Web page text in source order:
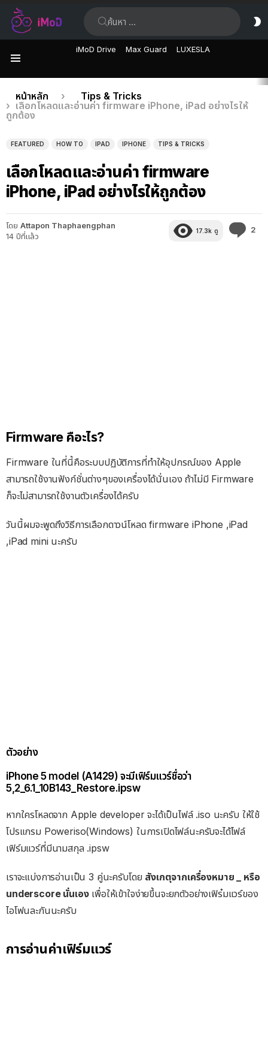
iMoD Drive Max Guard LUXESLA
เรื่อง
ล่าสุด
คุณอยู่ที่นี่:
หน้าหลัก
Tips & Tricks
เลือกโหลดและอ่านค่า firmware iPhone, iPad อย่างไรให้
ถูกต้อง
FEATURED HOW TO IPAD IPHONE TIPS & TRICKS
เลือกโหลดและอ่านค่า firmware
iPhone, iPad อย่างไรให้ถูกต้อง
โดย Attapon Thaphaengphan
14 ปีที่แล้ว
17.3k ดู 2
Firmware คือะไร?
Firmware ในที่นี้คือระบบปฏิบัติการที่ทำให้อุปกรณ์ของ Apple
สามารถใช้งานฟังก์ชั่นต่างๆของเครื่องได้นั่นเอง ถ้าไม่มี Firmware
ก็จะไม่สามารถใช้งานตัวเครื่องได้ครับ
วันนี้ผมจะพูดถึงวิธีการเลือกดาวน์โหลด firmware iPhone ,iPad
,iPad mini นะครับ
ตัวอย่าง
iPhone 5 model (A1429) จะมีเฟิร์มแวร์ชื่อว่า
5,2_6.1_10B143_Restore.ipsw
หากใครโหลดจาก Apple developer จะได้เป็นไฟล์ .iso นะครับ ให้ใช้
โปรแกรม Poweriso(Windows) ในการเปิดไฟล์นะครับจะได้ไฟล์
เฟิร์มแวร์ที่มีนามสกุล .ipsw
เราจะแบ่งการอ่านเป็น 3 คู่นะครับโดย สังเกตุจากเครื่องหมาย _ หรือ
underscore นั่นเองเพื่อให้เข้าใจง่ายขึ้นจะยกตัวอย่างเฟิร๋มแวร์ของ
ไอโฟนละกันนะครับ
การอ่านค่าเฟิร์มแวร์